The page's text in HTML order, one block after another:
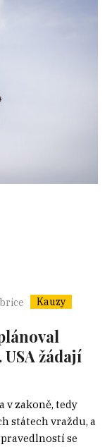
Kauzy
žádají
v zakoně, tedy
státech vraždu, a
se